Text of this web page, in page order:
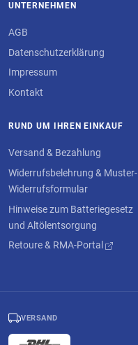
UNTERNEHMEN
AGB
Datenschutzerklärung
Impressum
Kontakt
RUND UM IHREN EINKAUF
Versand & Bezahlung
Widerrufsbelehrung & Muster-
Widerrufsformular
Hinweise zum Batteriegesetz
und Altölentsorgung
Retoure & RMA-Portal
VERSAND